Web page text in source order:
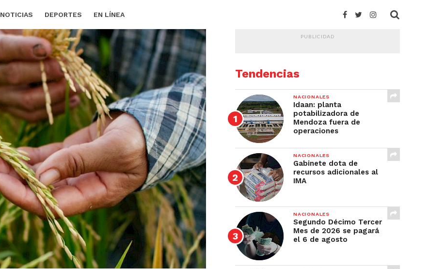
NOTICIAS DEPORTES EN LÍNEA
PUBLICIDAD
Tendencias
NACIONALES
Idaan: planta
potabilizadora de
Mendoza fuera de
operaciones
NACIONALES
Gabinete dota de
recursos adicionales al
IMA
NACIONALES
Segundo Décimo Tercer
Mes de 2026 se pagará
el 6 de agosto